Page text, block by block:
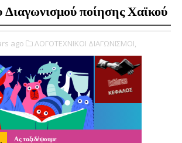
Διαγωνισμού ποίησης Χαϊκού
ago ΛΟΓΟΤΕΧΝΙΚΟΙ ΔΙΑΓΩΝΙΣΜΟΙ,